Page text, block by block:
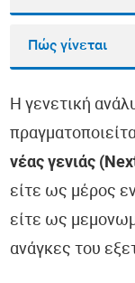
Πώς γίνεται
Η γενετική
νέας γενιάς
είτε ως μέρος
είτε ως
ανάγκες του